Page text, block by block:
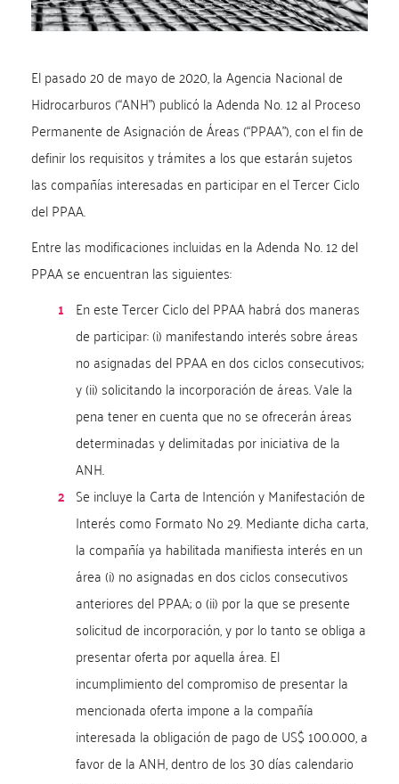
El pasado 20 de mayo de 2020, la Agencia Nacional de
Hidrocarburos (“ANH”) publicó la Adenda No. 12 al Proceso
Permanente de Asignación de Áreas (“PPAA”), con el fin de
definir los requisitos y trámites a los que estarán sujetos
las compañías interesadas en participar en el Tercer Ciclo
del PPAA.
Entre las modificaciones incluidas en la Adenda No. 12 del
PPAA se encuentran las siguientes:
En este Tercer Ciclo del PPAA habrá dos maneras
de participar: (i) manifestando interés sobre áreas
no asignadas del PPAA en dos ciclos consecutivos;
y (ii) solicitando la incorporación de áreas. Vale la
pena tener en cuenta que no se ofrecerán áreas
determinadas y delimitadas por iniciativa de la
ANH.
Se incluye la Carta de Intención y Manifestación de
Interés como Formato No 29. Mediante dicha carta,
la compañía ya habilitada manifiesta interés en un
área (i) no asignadas en dos ciclos consecutivos
anteriores del PPAA; o (ii) por la que se presente
solicitud de incorporación, y por lo tanto se obliga a
presentar oferta por aquella área. El
incumplimiento del compromiso de presentar la
mencionada oferta impone a la compañía
interesada la obligación de pago de US$ 100.000, a
favor de la ANH, dentro de los 30 días calendario